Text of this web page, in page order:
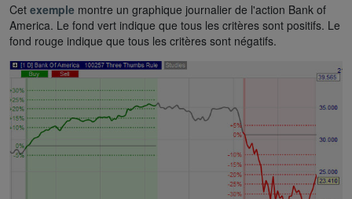
Cet exemple montre un graphique journalier de l'action Bank of
America. Le fond vert indique que tous les critères sont positifs. Le
fond rouge indique que tous les critères sont négatifs.